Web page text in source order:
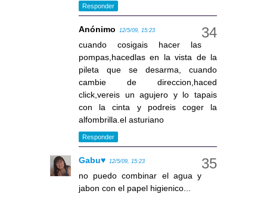
Responder
Anónimo 12/5/09, 15:23
cuando cosigais hacer las
pompas,hacedlas en la vista de la
pileta que se desarma, cuando
cambie de direccion,haced
click,vereis un agujero y lo tapais
con la cinta y podreis coger la
alfombrilla.el asturiano
Responder
Gabu♥ 12/5/09, 15:23
no puedo combinar el agua y
jabon con el papel higienico...